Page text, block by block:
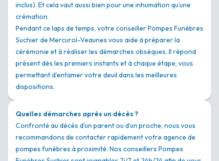
inclus). Et cela vaut aussi bien pour une inhumation qu’une
crémation.
Pendant ce laps de temps, votre conseiller Pompes Funèbres
Suchier de Mercurol-Veaunes vous aide à préparer la
cérémonie et à réaliser les démarches obsèques. Il répond
présent dès les premiers instants et à chaque étape, vous
permettant d’entamer votre deuil dans les meilleures
dispositions.
Quelles démarches après un décès ?
Confronté au décès d’un parent ou d’un proche, nous vous
recommandons de contacter rapidement votre agence de
pompes funèbres à proximité. Nos conseillers Pompes